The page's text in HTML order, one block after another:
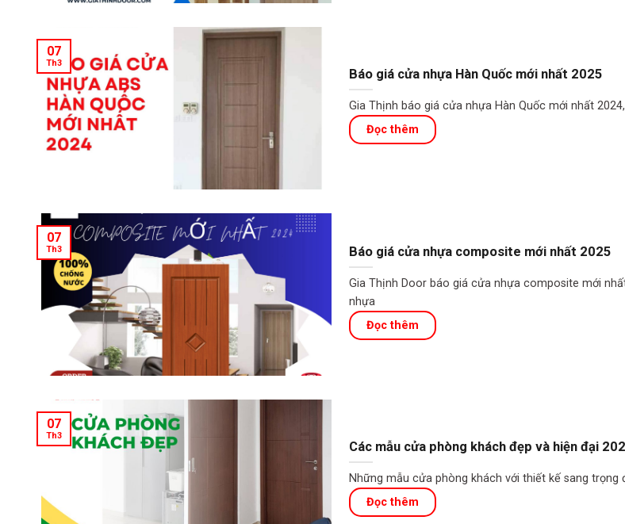
Báo giá cửa nhựa Hàn Quốc mới nhất 2025
Gia Thịnh báo giá cửa nhựa Hàn Quốc mới nhất
07
Th3
Báo giá cửa nhựa composite mới nhất 2025
Gia Thịnh Door báo giá cửa nhựa composite mới
nhựa
07
Th3
Các mẫu cửa phòng khách đẹp và hiện đại
Những mẫu cửa phòng khách với thiết kế sang
07
Th3